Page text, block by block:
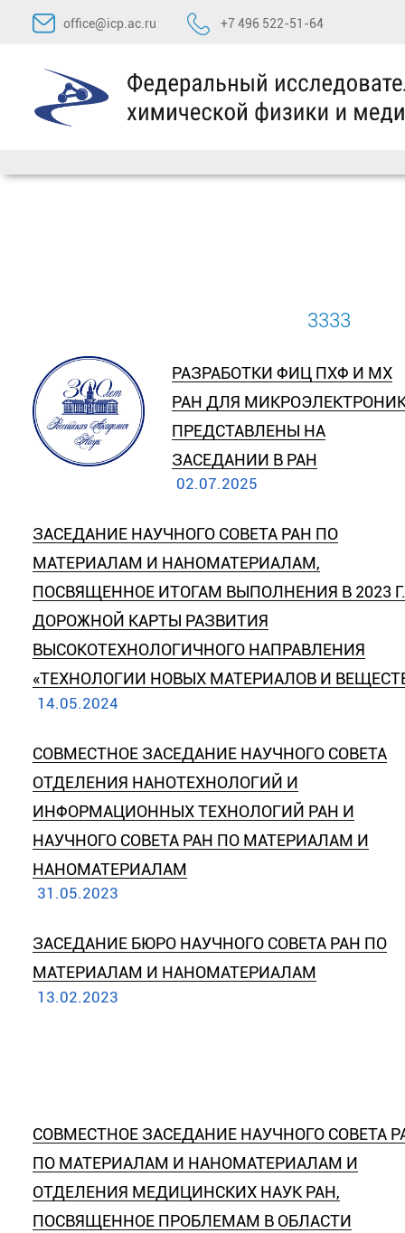
Перейти
содержимому
office@icp.ac.ru +7 496 522-51-64
3333
РАЗРАБОТКИ ФИЦ ПХФ И МХ
РАН ДЛЯ
ПРЕДСТАВЛЕНЫ НА
ЗАСЕДАНИИ В РАН
02.07.2025
ЗАСЕДАНИЕ НАУЧНОГО СОВЕТА РАН ПО
МАТЕРИАЛАМ И НАНОМАТЕРИАЛАМ,
ПОСВЯЩЕННОЕ ИТОГАМ ВЫПОЛНЕНИЯ В 2023 Г.
ДОРОЖНОЙ КАРТЫ РАЗВИТИЯ
ВЫСОКОТЕХНОЛОГИЧНОГО НАПРАВЛЕНИЯ
«ТЕХНОЛОГИИ НОВЫХ МАТЕРИАЛОВ И
14.05.2024
СОВМЕСТНОЕ ЗАСЕДАНИЕ НАУЧНОГО СОВЕТА
ОТДЕЛЕНИЯ НАНОТЕХНОЛОГИЙ И
ИНФОРМАЦИОННЫХ ТЕХНОЛОГИЙ РАН И
НАУЧНОГО СОВЕТА РАН ПО МАТЕРИАЛАМ И
НАНОМАТЕРИАЛАМ
31.05.2023
ЗАСЕДАНИЕ БЮРО НАУЧНОГО СОВЕТА РАН ПО
МАТЕРИАЛАМ И НАНОМАТЕРИАЛАМ
13.02.2023
СОВМЕСТНОЕ ЗАСЕДАНИЕ НАУЧНОГО СОВЕТА
ПО МАТЕРИАЛАМ И НАНОМАТЕРИАЛАМ И
ОТДЕЛЕНИЯ МЕДИЦИНСКИХ НАУК РАН,
ПОСВЯЩЕННОЕ ПРОБЛЕМАМ В ОБЛАСТИ